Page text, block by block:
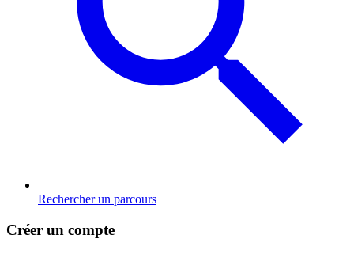
Rechercher un parcours
Créer un compte